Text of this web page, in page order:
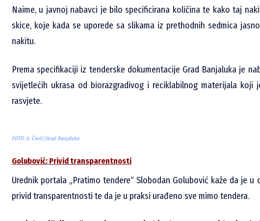
Naime, u javnoj nabavci je bilo specificirana količina te kako taj
skice, koje kada se uporede sa slikama iz prethodnih sedmica
nakitu.
Prema specifikaciji iz tenderske dokumentacije Grad Banjaluka je
svijetlećih ukrasa od biorazgradivog i reciklabilnog materijala koji
rasvjete.
FOTO: A. Čavić/Grad Banjaluka
Golubović: Privid transparentnosti
Urednik portala „Pratimo tendere“ Slobodan Golubović kaže da je u
privid transparentnosti te da je u praksi urađeno sve mimo tendera.